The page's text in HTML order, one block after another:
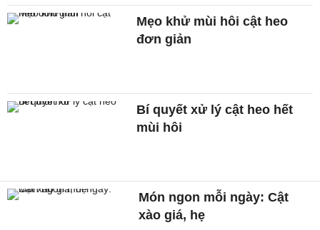
Mẹo khử mùi hôi cật heo
đơn giản
Bí quyết xử lý cật heo hết
mùi hôi
Món ngon mỗi ngày: Cật
xào giá, hẹ